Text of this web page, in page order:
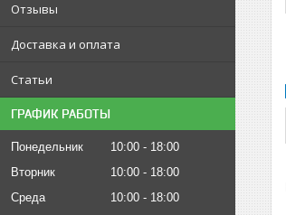
Отзывы
Доставка и оплата
Статьи
ГРАФИК РАБОТЫ
Понедельник 10:00
18:00
Вторник
10:00
18:00
Среда
10:00
18:00